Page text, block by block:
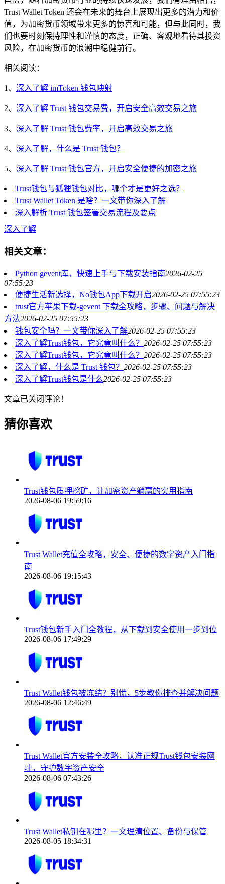
Trust Wallet Token 还会在未来的舞台上展现出更多的潜力和价
值，为加密货币领域带来更多的惊喜和可能，但与此同时，我
们也要时刻保持理性和谨慎的态度，正确、客观地看待其投资
风险，在加密货币的浪潮中稳健前行。
相关阅读：
1、 深入了解 imToken 钱包映射
2、 深入了解 Trust 钱包交易费，开启安全高效交易之旅
3、 深入了解 Trust 钱包费率，开启高效交易之旅
4、 深入了解，什么是 Trust 钱包？
5、 深入了解 Trust 钱包官方，开启安全便捷的加密之旅
Trust钱包与狐狸钱包对比，哪个才是更好之选？
Trust Wallet Token 是啥？一文带你深入了解
深入解析 Trust 钱包签署交易流程及要点
深入了解
相关文章：
Python gevent库，快速上手与下载安装指南2026-02-25
07:55:23
便捷生活新选择，No钱包App下载开启2026-02-25 07:55:23
trust官方苹果下载-gevent 下载全攻略，步骤、问题与解决
方法2026-02-25 07:55:23
钱包安全吗？一文带你深入了解2026-02-25 07:55:23
深入了解Trust钱包，它究竟叫什么？ 2026-02-25 07:55:23
深入了解Trust钱包，它究竟叫什么？ 2026-02-25 07:55:23
深入了解，什么是 Trust 钱包？ 2026-02-25 07:55:23
深入了解Trust钱包是什么2026-02-25 07:55:23
文章已关闭评论！
猜你喜欢
Trust钱包质押挖矿，让加密资产躺赢的实用指南
2026-08-06 19:59:16
Trust Wallet充值全攻略，安全、便捷的数字资产入门指
南
2026-08-06 19:15:43
Trust钱包新手入门全教程，从下载到安全使用一步到位
2026-08-06 17:49:29
Trust Wallet钱包被冻结？别慌，5步教你排查并解决问题
2026-08-06 12:46:49
Trust Wallet官方安装全攻略，认准正规Trust钱包安装网
址，守护数字资产安全
2026-08-06 07:43:26
Trust Wallet私钥在哪里？一文理清位置、备份与保管
2026-08-05 18:34:31